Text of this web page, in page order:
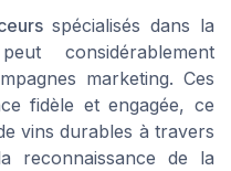
spécialisés dans la
considérablement
marketing. Ces
fidèle et engagée, ce
vins durables à travers
reconnaissance de la